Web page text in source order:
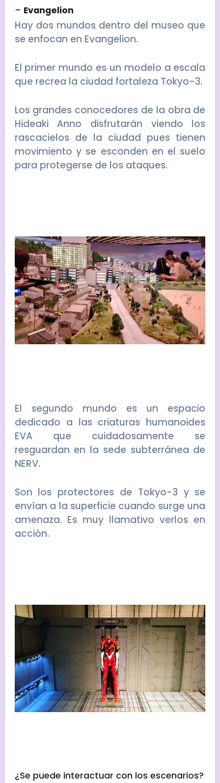
– Evangelion
Hay dos mundos dentro del museo que
se enfocan en Evangelion.
El primer mundo es un modelo a escala
que recrea la ciudad fortaleza Tokyo-3.
Los grandes conocedores de la obra de
Hideaki Anno disfrutarán viendo los
rascacielos de la ciudad pues tienen
movimiento y se esconden en el suelo
para protegerse de los ataques.
El segundo mundo es un espacio
dedicado a las criaturas humanoides
EVA que cuidadosamente se
resguardan en la sede subterránea de
NERV.
Son los protectores de Tokyo-3 y se
envían a la superficie cuando surge una
amenaza. Es muy llamativo verlos en
acción.
¿Se puede interactuar con los escenarios?